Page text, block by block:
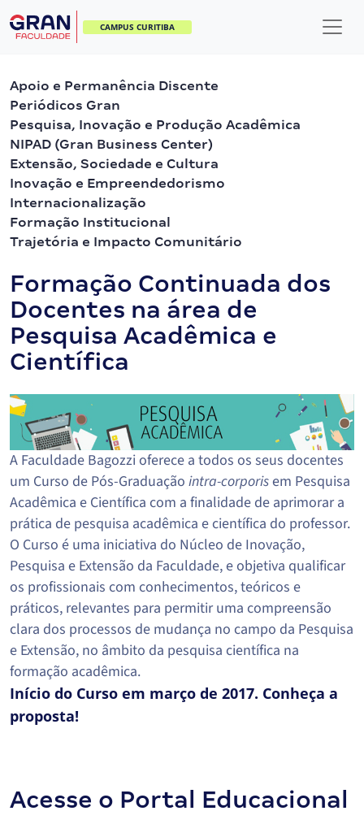
CAMPUS CURITIBA
Apoio e Permanência Discente
Periódicos Gran
Pesquisa, Inovação e Produção Acadêmica
NIPAD (Gran Business Center)
Extensão, Sociedade e Cultura
Inovação e Empreendedorismo
Internacionalização
Formação Institucional
Trajetória e Impacto Comunitário
Formação Continuada dos
Docentes na área de
Pesquisa Acadêmica e
Científica
A Faculdade Bagozzi oferece a todos os seus docentes
um Curso de Pós-Graduação intra-corporisem Pesquisa
Acadêmica e Científica com a finalidade de aprimorar a
prática de pesquisa acadêmica e científica do professor.
O Curso é uma iniciativa do Núcleo de Inovação,
Pesquisa e Extensão da Faculdade, e objetiva qualificar
os profissionais com conhecimentos, teóricos e
práticos, relevantes para permitir uma compreensão
clara dos processos de mudança no campo da Pesquisa
e Extensão, no âmbito da pesquisa científica na
formação acadêmica.
Início do Curso em março de 2017. Conheça a
proposta!
Acesse o Portal Educacional